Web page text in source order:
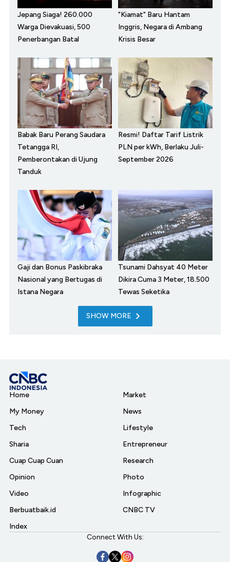
Jepang Siaga! 260.000
Warga Dievakuasi, 500
Penerbangan Batal
"Kiamat" Baru Hantam
Inggris, Negara di Ambang
Krisis Besar
Babak Baru Perang Saudara
Tetangga RI,
Pemberontakan di Ujung
Tanduk
Resmi! Daftar Tarif Listrik
PLN per kWh, Berlaku Juli-
September 2026
Gaji dan Bonus Paskibraka
Nasional yang Bertugas di
Istana Negara
Tsunami Dahsyat 40 Meter
Dikira Cuma 3 Meter, 18.500
Tewas Seketika
SHOW MORE
Home
My Money
Tech
Sharia
Cuap Cuap Cuan
Opinion
Video
Berbuatbaik.id
Index
Market
News
Lifestyle
Entrepreneur
Research
Photo
Infographic
CNBC TV
Connect With Us: